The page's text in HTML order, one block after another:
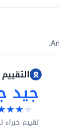
جيد
★★★
تقييم خبراء